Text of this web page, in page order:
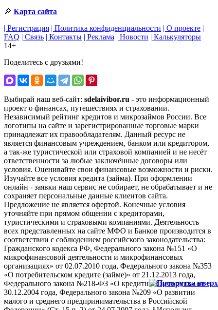
🔎 Карта сайта
| Регистрация | Политика конфиденциальности | О проекте |
FAQ | Связь | Контакты | Реклама | Новости | Калькуляторы
14+
Поделитесь с друзьями!
Выбирай наш веб-сайт: sdelaivibor.ru - это информационный
проект о финансах, путешествиях и страховании.
Независимый рейтинг кредитов и микрозаймов России. Все
логотипы на сайте и зарегистрированные торговые марки
принадлежат их правообладателям. Данный ресурс не
является финансовым учреждением, банком или кредитором,
а так-же туристической или страховой компанией и не несёт
ответственности за любые заключённые договоры или
условия. Оценивайте свои финансовые возможности и риски.
Изучайте все условия кредита (займа). При оформлении
онлайн - заявки наш сервис не собирает, не обрабатывает и не
сохраняет персональные данные клиентов сайта.
Предложение не является офертой. Конечные условия
уточняйте при прямом общении с кредиторами,
туристическими и страховыми компаниями. Деятельность
всех представленных на сайте МФО и Банков производится в
соответствии с соблюдением российского законодательства:
Гражданского кодекса РФ, Федерального закона №151 «О
микрофинансовой деятельности и микрофинансовых
организациях» от 02.07.2010 года, Федерального закона №353
«О потребительском кредите (займе)» от 21.12.2013 года,
Федерального закона №218-ФЗ «О кредитных историях» от
30.12.2004 года, Федерального закона №209 «О развитии
малого и среднего предпринимательства в Российской